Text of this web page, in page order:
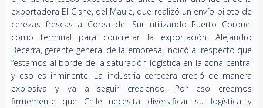
exportadora El Cisne, del Maule, que realizó un envío piloto de
cerezas frescas a Corea del Sur utilizando Puerto Coronel
como terminal para concretar la exportación. Alejandro
Becerra, gerente general de la empresa, indicó al respecto que
“estamos al borde de la saturación logística en la zona central
y eso es inminente. La industria cerecera creció de manera
explosiva y va a seguir creciendo. Por eso creemos
firmemente que Chile necesita diversificar su logística y